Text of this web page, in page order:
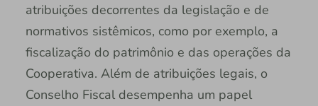
atribuições decorrentes da legislação e de
normativos sistêmicos, como por exemplo, a
fiscalização do patrimônio e das operações da
Cooperativa. Além de atribuições legais, o
Conselho Fiscal desempenha um papel